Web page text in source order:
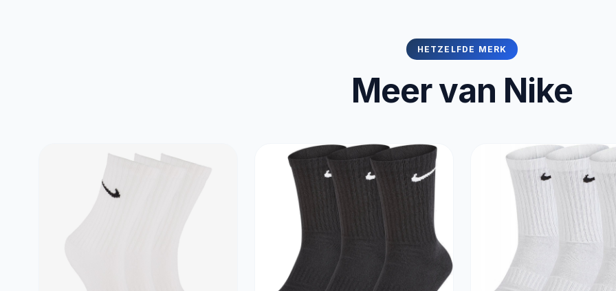
HETZELFDE MERK
Meer van Nike